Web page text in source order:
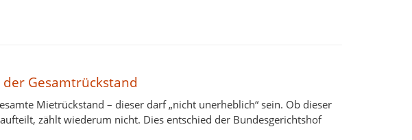
Gesamtrückstand
Mietrückstand – dieser darf „nicht unerheblich“ sein. Ob dieser
zählt wiederum nicht. Dies entschied der Bundesgerichtshof